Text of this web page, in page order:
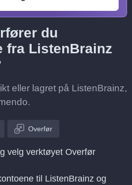
du
fra ListenBrainz
eller lagret på ListenBrainz,
Overfør
velg verktøyet Overfør
til ListenBrainz og